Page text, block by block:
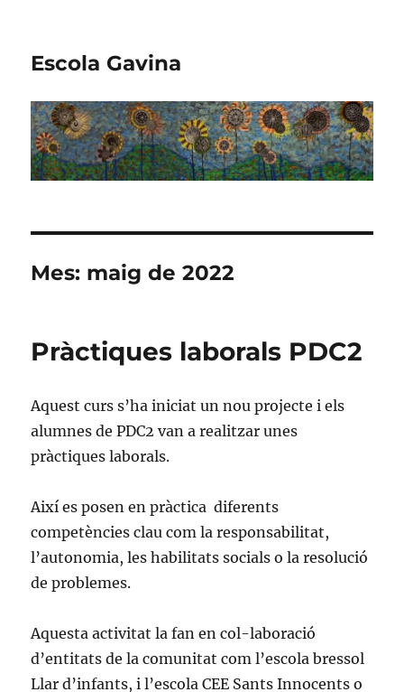
Escola Gavina
Mes: maig de 2022
Pràctiques laborals PDC2
Aquest curs s’ha iniciat un nou projecte i els
alumnes de PDC2 van a realitzar unes
pràctiques laborals.
Així es posen en pràctica diferents
competències clau com la responsabilitat,
l’autonomia, les habilitats socials o la resolució
de problemes.
Aquesta activitat la fan en col-laboració
d’entitats de la comunitat com l’escola bressol
Llar d’infants, i l’escola CEE Sants Innocents o